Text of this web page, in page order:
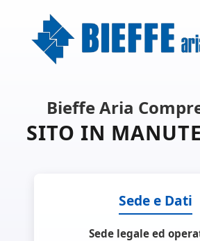
Bieffe Aria
SITO IN
Sede e Dati
Sede legale ed